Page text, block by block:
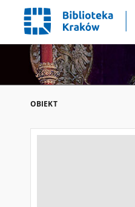
OBIEKT